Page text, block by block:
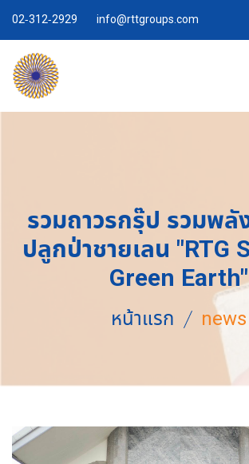
02-312-2929 info@rttgroups.com
รวมถาวรกรุ๊ป รวมพลั
ปลูกป่าชายเลน "RTG
Green Earth"
หน้าแรก news